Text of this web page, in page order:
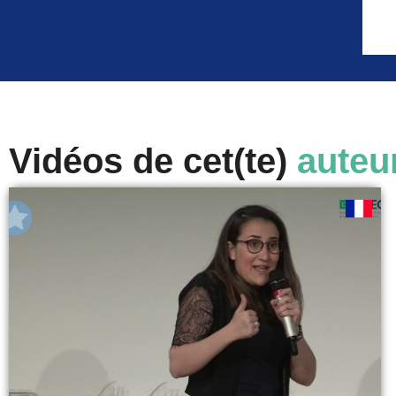
Vidéos de cet(te)